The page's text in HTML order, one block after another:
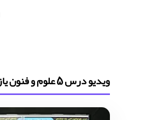
ویدیو درس 5 علوم و فنون یازدهم